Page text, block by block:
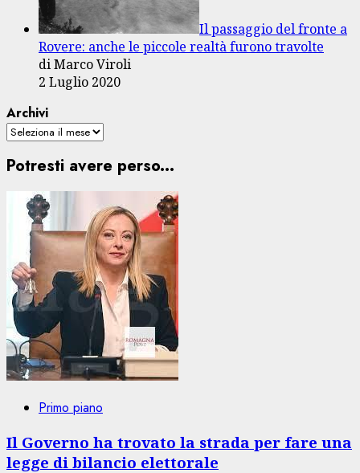
Il passaggio del fronte a
Rovere: anche le piccole realtà furono travolte
di Marco Viroli
2 Luglio 2020
Archivi
Potresti avere perso...
Primo piano
Il Governo ha trovato la strada per fare una
legge di bilancio elettorale